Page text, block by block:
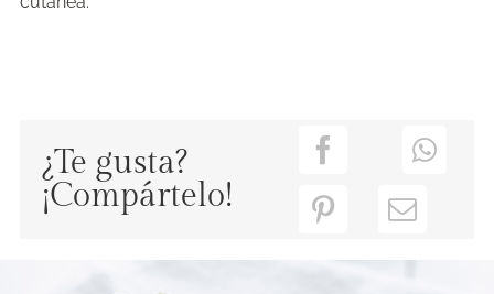
¿Te gusta?
¡Compártelo!